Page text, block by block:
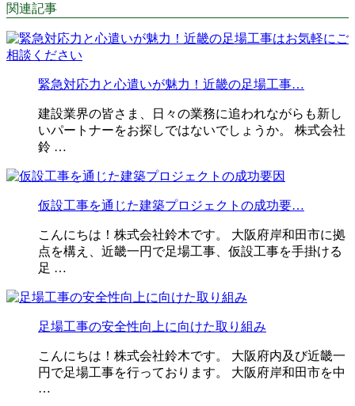
関連記事
緊急対応力と心遣いが魅力！近畿の足場工事…
建設業界の皆さま、日々の業務に追われながらも新し
いパートナーをお探しではないでしょうか。 株式会社
鈴 …
仮設工事を通じた建築プロジェクトの成功要…
こんにちは！株式会社鈴木です。 大阪府岸和田市に拠
点を構え、近畿一円で足場工事、仮設工事を手掛ける
足 …
足場工事の安全性向上に向けた取り組み
こんにちは！株式会社鈴木です。 大阪府内及び近畿一
円で足場工事を行っております。 大阪府岸和田市を中
…